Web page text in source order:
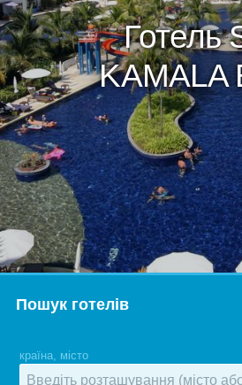
Готель
KAMALA
Пошук готелів
країна, місто